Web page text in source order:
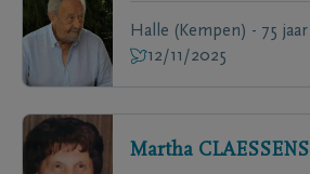
Halle (Kempen) - 75 jaar
12/11/2025
Martha CLAESSENS